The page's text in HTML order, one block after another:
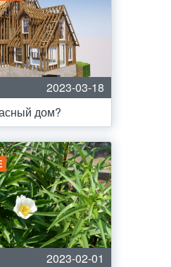
2023-03-18
дом?
2023-02-01